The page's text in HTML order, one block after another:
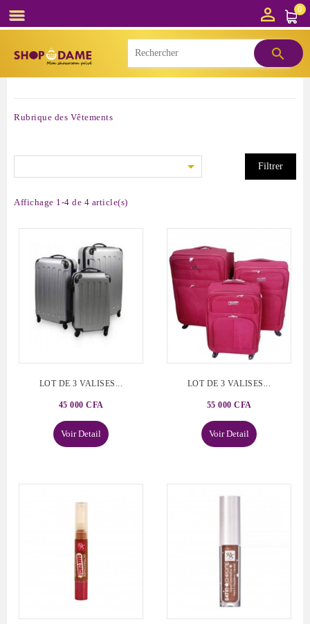
 0


Rubrique des Vêtements
 Filtrer
Affichage 1-4 de 4 article(s)
LOT DE 3 VALISES...
45 000 CFA
Voir Detail
LOT DE 3 VALISES...
55 000 CFA
Voir Detail